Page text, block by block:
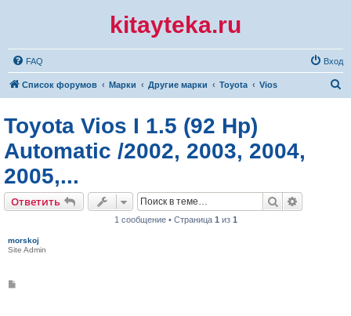
kitayteka.ru
FAQ Вход
Список форумов Марки Другие марки Toyota Vios
Toyota Vios I 1.5 (92 Hp)
Automatic /2002, 2003, 2004,
2005,...
Ответить Поиск
1 сообщение • Страница 1 из 1
morskoj
Site Admin